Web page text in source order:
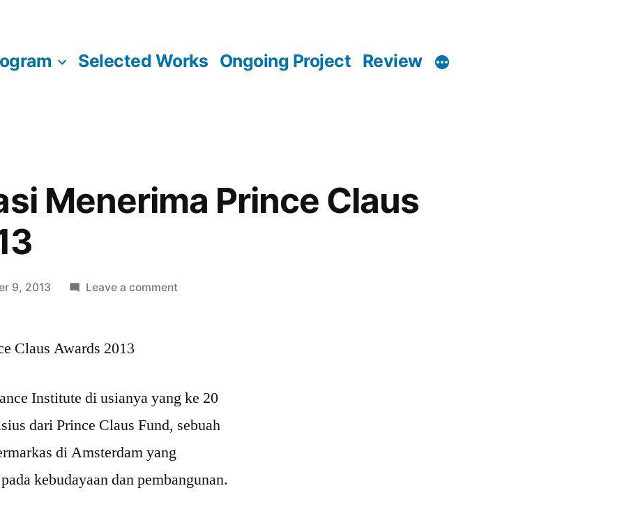
Selected Works Ongoing Project Review
Menerima Prince Claus
9, 2013 Leave a commenton
Awards
2013
Claus Awards 2013
Institute di usianya yang ke 20
dari Prince Claus Fund, sebuah
di Amsterdam yang
kebudayaan dan pembangunan.